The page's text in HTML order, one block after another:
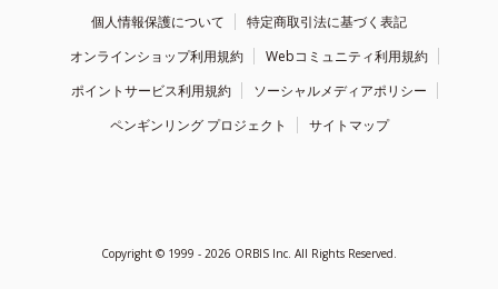
個人情報保護について
特定商取引法に基づく表記
オンラインショップ利用規約
Webコミュニティ利用規約
ポイントサービス利用規約
ソーシャルメディアポリシー
ペンギンリング プロジェクト
サイトマップ
Copyright © 1999 - 2026 ORBIS Inc. All Rights Reserved.